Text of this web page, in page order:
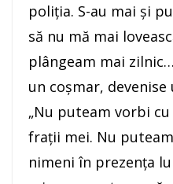
poliţia. S-au mai şi
să nu mă mai
plângeam mai
un coşmar,
„Nu puteam vorbi
fraţii mei. Nu
nimeni în prezenţa